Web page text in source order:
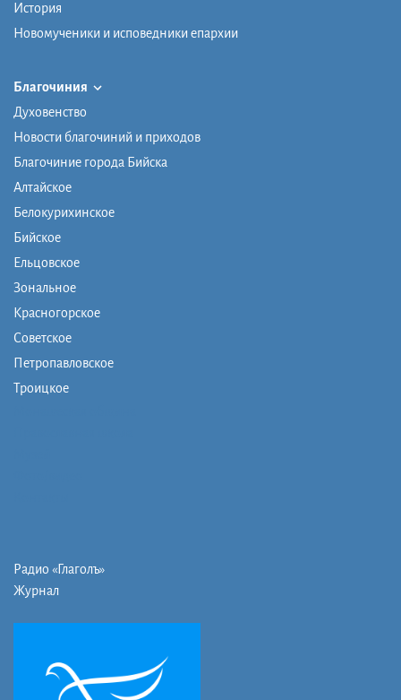
История
Новомученики и исповедники епархии
Благочиния
Духовенство
Новости благочиний и приходов
Благочиние города Бийска
Алтайское
Белокурихинское
Бийское
Ельцовское
Зональное
Красногорское
Советское
Петропавловское
Троицкое
Радио «Глаголъ»
Журнал